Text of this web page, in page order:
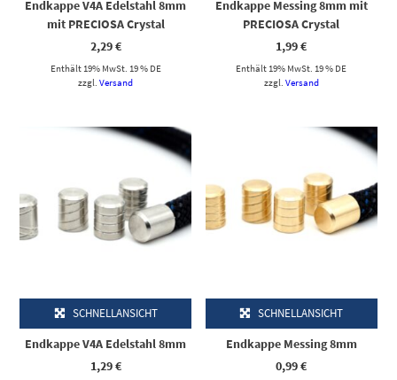
Endkappe V4A Edelstahl 8mm
mit PRECIOSA Crystal
2,29€
Enthält 19% MwSt. 19 % DE
zzgl.Versand
Endkappe Messing 8mm mit
PRECIOSA Crystal
1,99€
Enthält 19% MwSt. 19 % DE
zzgl. Versand
Dieses Produkt weist mehrere Varianten auf. Die Optionen können auf der Produktseite gewählt werden
SCHNELLANSICHT
Endkappe V4A Edelstahl 8mm
1,29€
Dieses Produkt weist mehrere Varianten auf. Die Optionen können auf der Produktseite gewählt werden
SCHNELLANSICHT
Endkappe Messing 8mm
0,99€